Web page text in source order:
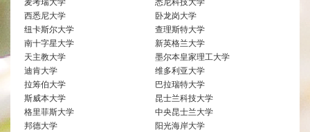
西悉尼大学
卧龙岗大学
纽卡斯尔大学
查理斯特大学
南十字星大学
新英格兰大学
天主教大学
墨尔本皇家理工大学
迪肯大学
维多利亚大学
拉筹伯大学
巴拉瑞特大学
斯威本大学
昆士兰科技大学
格里菲斯大学
中央昆士兰大学
邦德大学
阳光海岸大学